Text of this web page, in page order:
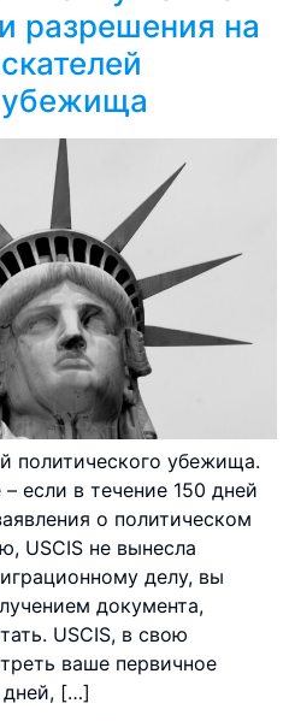
разрешения на
убежища
политического убежища.
если в течение 150 дней
о политическом
USCIS не вынесла
делу, вы
документа,
USCIS, в свою
ваше первичное
[…]